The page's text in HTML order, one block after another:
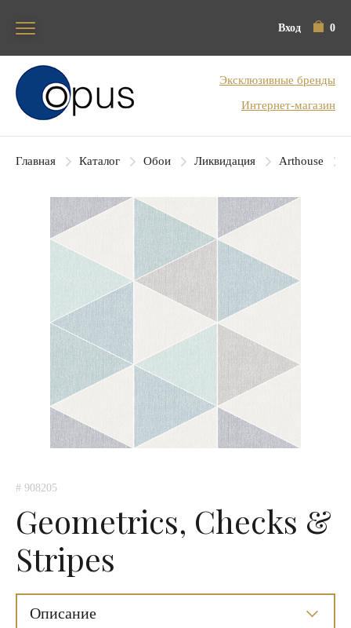
Вход 0
Блок поиска
Эксклюзивные бренды
Интернет-магазин
Главная Каталог Обои Ликвидация Arthouse
# 908205
Geometrics, Checks &
Stripes
Описание